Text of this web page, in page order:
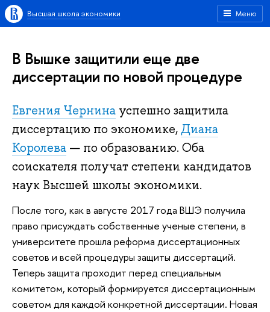
Меню
Высшая школа экономики
В Вышке защитили еще две
диссертации по новой процедуре
Евгения Чернина успешно защитила
диссертацию по экономике,Диана
Королева — по образованию. Оба
соискателя получат степени кандидатов
наук Высшей школы экономики.
После того, как в августе 2017 года ВШЭ получила
право присуждать собственные ученые степени, в
университете прошла реформа диссертационных
советов и всей процедуры защиты диссертаций.
Теперь защита проходит перед специальным
комитетом, который формируется диссертационным
советом для каждой конкретной диссертации. Новая